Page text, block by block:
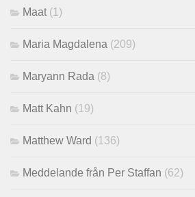
Maat (1)
Maria Magdalena (209)
Maryann Rada (8)
Matt Kahn (19)
Matthew Ward (136)
Meddelande från Per Staffan (62)